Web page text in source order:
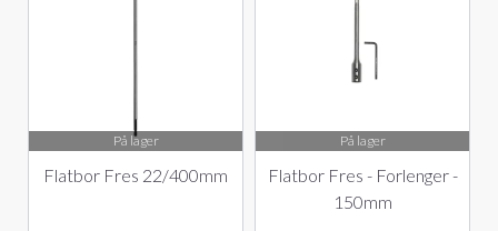
På lager
Flatbor Fres 22/400mm
På lager
Flatbor Fres - Forlenger -
150mm